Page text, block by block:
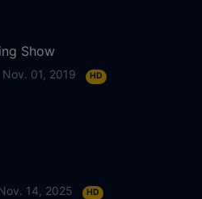
Show
Nov. 01, 2019 HD
14, 2025 HD